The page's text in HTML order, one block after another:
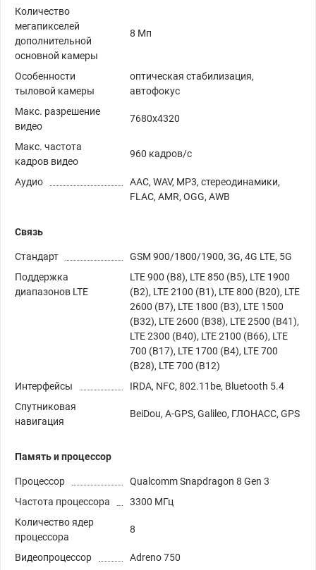
Количество
мегапикселей
дополнительной
основной камеры
8 Мп
Особенности
тыловой камеры
оптическая стабилизация,
автофокус
Макс. разрешение
видео
7680x4320
Макс. частота
кадров видео
960 кадров/с
Аудио
AAC, WAV, MP3, стереодинамики,
FLAC, AMR, OGG, AWB
Связь
Стандарт
GSM 900/1800/1900, 3G, 4G LTE, 5G
Поддержка
диапазонов LTE
LTE 900 (B8), LTE 850 (B5), LTE 1900
(B2), LTE 2100 (B1), LTE 800 (B20), LTE
2600 (B7), LTE 1800 (B3), LTE 1500
(B32), LTE 2600 (B38), LTE 2500 (B41),
LTE 2300 (B40), LTE 2100 (B66), LTE
700 (B17), LTE 1700 (B4), LTE 700
(B28), LTE 700 (B12)
Интерфейсы
IRDA, NFC, 802.11be, Bluetooth 5.4
Спутниковая
навигация
BeiDou, A-GPS, Galileo, ГЛОНАСС, GPS
Память и процессор
Процессор
Qualcomm Snapdragon 8 Gen 3
Частота процессора
3300 МГц
Количество ядер
процессора
8
Видеопроцессор
Adreno 750